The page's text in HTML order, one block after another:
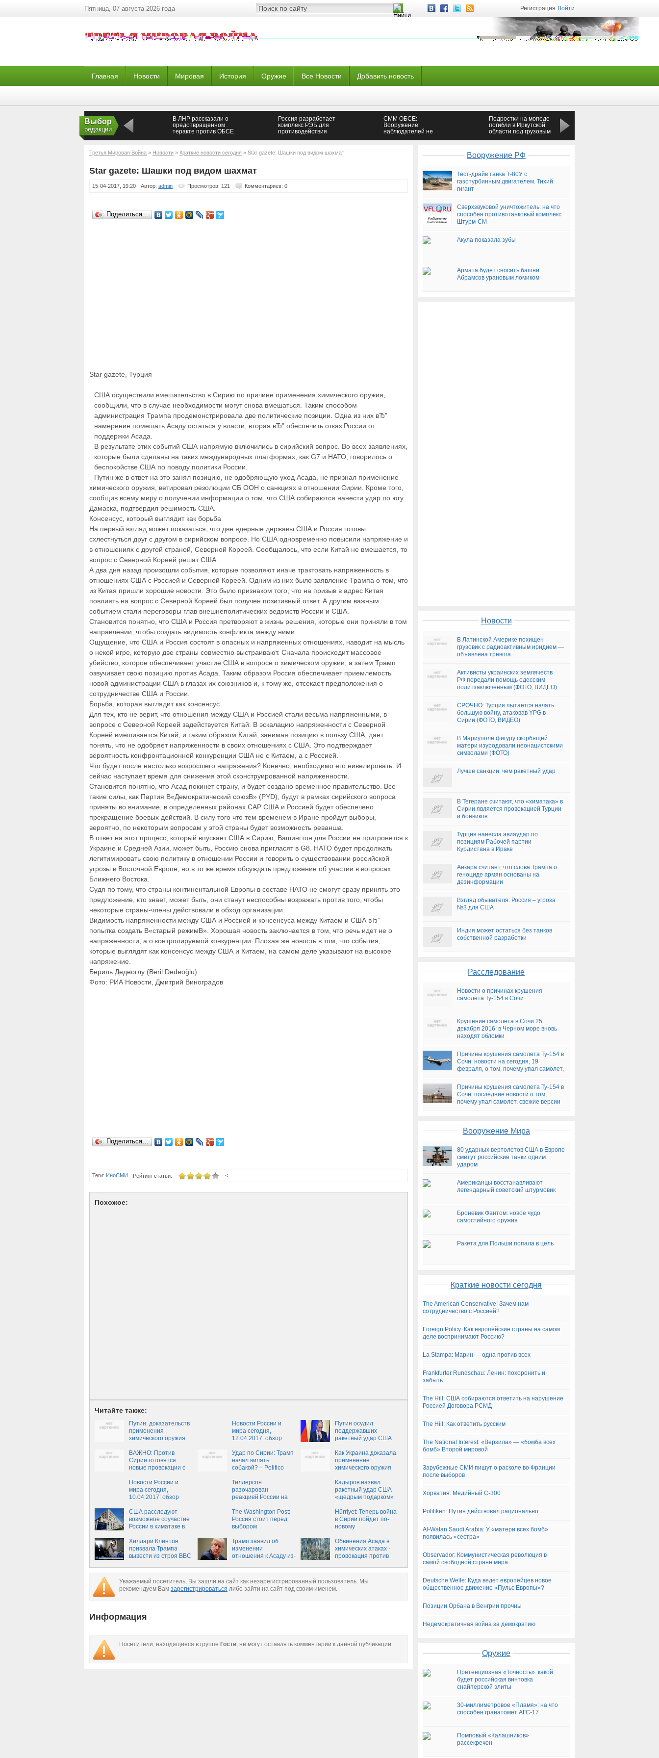
Пятница, 07 августа 2026 года Регистрация Войти
Главная Новости Мировая История Оружие Все Новости Добавить новость
Выбор
редакции
В ЛНР рассказали о
предотвращенном
теракте против ОБСЕ
Россия разработает
комплекс РЭБ для
противодействия
СММ ОБСЕ:
Вооружение
наблюдателей не
Подростки на мопеде
погибли в Иркутской
области под грузовым
Третья Мировая Война » Новости » Краткие новости сегодня » Star gazete: Шашки под видом шахмат
Star gazete: Шашки под видом шахмат
15-04-2017, 19:20 Автор: admin Просмотров: 121 Комментариев: 0
Поделиться…
Star gazete, Турция
США осуществили вмешательство в Сирию по причине применения химического оружия,
сообщили, что в случае необходимости могут снова вмешаться. Таким способом
администрация Трампа продемонстрировала две политические позиции. Одна из них вЂ”
намерение помешать Асаду остаться у власти, вторая вЂ” обеспечить отказ России от
поддержки Асада.
В результате этих событий США напрямую включились в сирийский вопрос. Во всех заявлениях,
которые были сделаны на таких международных платформах, как G7 и НАТО, говорилось о
беспокойстве США по поводу политики России.
Путин же в ответ на это занял позицию, не одобряющую уход Асада, не признал применение
химического оружия, ветировал резолюции СБ ООН о санкциях в отношении Сирии. Кроме того,
сообщив всему миру о получении информации о том, что США собираются нанести удар по югу
Дамаска, подтвердил решимость США.
Консенсус, который выглядит как борьба
На первый взгляд может показаться, что две ядерные державы США и Россия готовы
схлестнуться друг с другом в сирийском вопросе. Но США одновременно повысили напряжение и
в отношениях с другой страной, Северной Кореей. Сообщалось, что если Китай не вмешается, то
вопрос с Северной Кореей решат США.
А два дня назад произошли события, которые позволяют иначе трактовать напряженность в
отношениях США с Россией и Северной Кореей. Одним из них было заявление Трампа о том, что
из Китая пришли хорошие новости. Это было признаком того, что на призыв в адрес Китая
повлиять на вопрос с Северной Кореей был получен позитивный ответ. А другим важным
событием стали переговоры глав внешнеполитических ведомств России и США.
Становится понятно, что США и Россия претворяют в жизнь решения, которые они приняли в том
направлении, чтобы создать видимость конфликта между ними.
Ощущение, что США и Россия состоят в опасных и напряженных отношениях, наводит на мысль
о некой игре, которую две страны совместно выстраивают. Сначала происходит массовое
убийство, которое обеспечивает участие США в вопросе о химическом оружии, а затем Трамп
озвучивает свою позицию против Асада. Таким образом Россия обеспечивает приемлемость
новой администрации США в глазах их союзников и, к тому же, отсекает предположения о
сотрудничестве США и России.
Борьба, которая выглядит как консенсус
Для тех, кто не верит, что отношения между США и Россией стали весьма напряженными, в
вопросе с Северной Кореей задействуется Китай. В эскалацию напряженности с Северной
Кореей вмешивается Китай, и таким образом Китай, занимая позицию в пользу США, дает
понять, что не одобряет напряженности в своих отношениях с США. Это подтверждает
вероятность конфронтационной конкуренции США не с Китаем, а с Россией.
Что будет после настолько возросшего напряжения? Конечно, необходимо его нивелировать. И
сейчас наступает время для снижения этой сконструированной напряженности.
Становится понятно, что Асад покинет страну, и будет создано временное правительство. Все
такие силы, как Партия В«Демократический союзВ» (PYD), будут в рамках сирийского вопроса
приняты во внимание, в определенных районах САР США и Россией будет обеспечено
прекращение боевых действий. В силу того что тем временем в Иране пройдут выборы,
вероятно, по некоторым вопросам у этой страны будет возможность реванша.
В ответ на этот процесс, который впускает США в Сирию, Вашингтон для России не притронется к
Украине и Средней Азии, может быть, Россию снова пригласят в G8. НАТО будет продолжать
легитимировать свою политику в отношении России и говорить о существовании российской
угрозы в Восточной Европе, но в то же время обсуждать предложение об участии в вопросах
Ближнего Востока.
Судя по тому, что страны континентальной Европы в составе НАТО не смогут сразу принять это
предложение, кто знает, может быть, они станут неспособны возражать против того, чтобы
некоторые страны-члены действовали в обход организации.
Видимость напряженности между США и Россией и консенсуса между Китаем и США вЂ”
попытка создать В«старый режимВ». Хорошая новость заключается в том, что речь идет не о
напряженности, а о контролируемой конкуренции. Плохая же новость в том, что события,
которые выглядят как консенсус между США и Китаем, на самом деле указывают на высокое
напряжение.
Бериль Дедеоглу (Beril Dedeoğlu)
Фото: РИА Новости, Дмитрий Виноградов
Поделиться…
Теги: ИноСМИ <
Рейтинг статьи:
Похожое:
Читайте также:
Путин: доказательств
применения
химического оружия
Новости России и
мира сегодня,
12.04.2017: обзор
последние новости
России и мира на
сегодня, 12 апреля
Путин осудил
поддержавших
ракетный удар США
ВАЖНО: Против
Сирии готовятся
новые провокации с
— Путин
Удар по Сирии: Трамп
начал вилять
собакой? – Politico
Как Украина доказала
применение
химического оружия
(ВИДЕО)
Новости России и
мира сегодня,
10.04.2017: обзор
последние новости
России и мира на
сегодня, 10 апреля
Тиллерсон
разочарован
реакцией России на
Сирии
Кадыров назвал
ракетный удар США
«щедрым подарком»
США расследуют
возможное соучастие
России в химатаке в
The Washington Post:
Россия стоит перед
выбором
Hürriyet: Теперь война
в Сирии пойдет по-
новому
Хиллари Клинтон
призвала Трампа
вывести из строя ВВС
Трамп заявил об
изменении
отношения к Асаду из-
Обвинения Асада в
химических атаках -
провокация против
Уважаемый посетитель, Вы зашли на сайт как незарегистрированный пользователь. Мы
рекомендуем Вам зарегистрироваться либо зайти на сайт под своим именем.
Информация
Посетители, находящиеся в группе Гости, не могут оставлять комментарии к данной публикации.
Вооружение РФ
Тест-драйв танка Т-80У с
газотурбинным двигателем. Тихий
гигант
Сверхзвуковой уничтожитель: на что
способен противотанковый комплекс
Штурм-СМ
Акула показала зубы
Армата будет сносить башни
Абрамсов урановым ломиком
Новости
В Латинской Америке похищен
грузовик с радиоактивным иридием —
объявлена тревога
Активисты украинских землячеств
РФ передали помощь одесским
политзаключенным (ФОТО, ВИДЕО)
СРОЧНО: Турция пытается начать
большую войну, атаковав YPG в
Сирии (ФОТО, ВИДЕО)
В Мариуполе фигуру скорбящей
матери изуродовали неонацистскими
символами (ФОТО)
Лучше санкции, чем ракетный удар
В Тегеране считают, что «химатака» в
Сирии является провокацией Турции
и боевиков
Турция нанесла авиаудар по
позициям Рабочей партии
Курдистана в Ираке
Анкара считает, что слова Трампа о
геноциде армян основаны на
дезинформации
Взгляд обывателя: Россия – угроза
№3 для США
Индия может остаться без танков
собственной разработки
Расследование
Новости о причинах крушения
самолета Ту-154 в Сочи
Крушение самолета в Сочи 25
декабря 2016: в Черном море вновь
находят обломки
Причины крушения самолета Ту-154 в
Сочи: новости на сегодня, 19
февраля, о том, почему упал самолет,
Причины крушения самолета Ту-154 в
Сочи: последние новости о том,
почему упал самолет, свежие версии
Вооружение Мира
80 ударных вертолетов США в Европе
сметут российские танки одним
ударом
Американцы восстанавливают
легендарный советский штурмовик
Броневик Фантом: новое чудо
самостийного оружия
Ракета для Польши попала в цель
Краткие новости сегодня
The American Conservative: Зачем нам
сотрудничество с Россией?
Foreign Policy: Как европейские страны на самом
деле воспринимают Россию?
La Stampa: Марин — одна против всех
Frankfurter Rundschau: Ленин: похоронить и
забыть
The Hill: США собираются ответить на нарушение
Россией Договора РСМД
The Hill: Как ответить русским
The National Interest: «Верзила» — «бомба всех
бомб» Второй мировой
Зарубежные СМИ пишут о расколе во Франции
после выборов
Хорватия: Медийный С-300
Politiken: Путин действовал рационально
Al-Watan Saudi Arabia: У «матери всех бомб»
появилась «сестра»
Observador: Коммунистическая революция в
самой свободной стране мира
Deutsche Welle: Куда ведет европейцев новое
общественное движение «Пульс Европы»?
Позиции Орбана в Венгрии прочны
Недемократичная война за демократию
Оружие
Претенциозная «Точность»: какой
будет российская винтовка
снайперской элиты
30-миллиметровое «Пламя»: на что
способен гранатомет АГС-17
Помповый «Калашников»
рассекречен